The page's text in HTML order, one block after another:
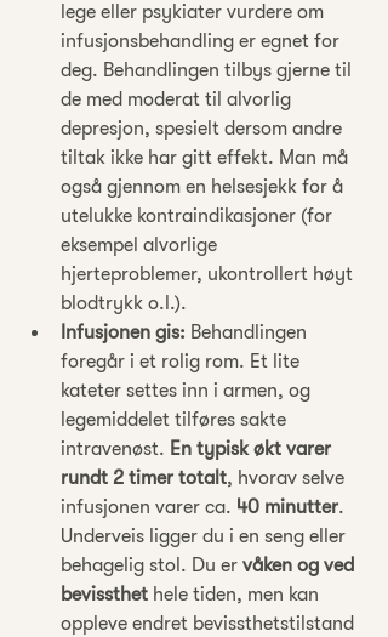
lege eller psykiater vurdere om
infusjonsbehandling er egnet for
deg. Behandlingen tilbys gjerne til
de med moderat til alvorlig
depresjon, spesielt dersom andre
tiltak ikke har gitt effekt. Man må
også gjennom en helsesjekk for å
utelukke kontraindikasjoner (for
eksempel alvorlige
hjerteproblemer, ukontrollert høyt
blodtrykk o.l.).
Infusjonen gis: Behandlingen
foregår i et rolig rom. Et lite
kateter settes inn i armen, og
legemiddelet tilføres sakte
intravenøst. En typisk økt varer
rundt 2 timer totalt, hvorav selve
infusjonen varer ca. 40 minutter.
Underveis ligger du i en seng eller
behagelig stol. Du er våken og ved
bevissthet hele tiden, men kan
oppleve endret bevissthetstilstand